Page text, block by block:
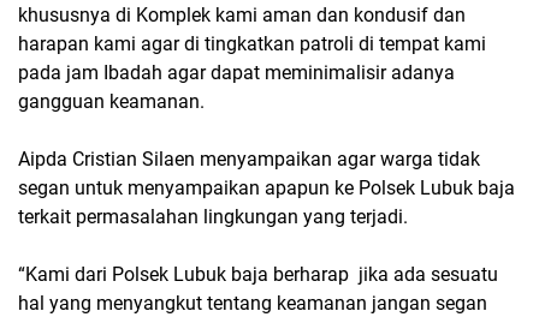
khususnya di Komplek kami aman dan kondusif dan
harapan kami agar di tingkatkan patroli di tempat kami
pada jam Ibadah agar dapat meminimalisir adanya
gangguan keamanan.
Aipda Cristian Silaen menyampaikan agar warga tidak
segan untuk menyampaikan apapun ke Polsek Lubuk baja
terkait permasalahan lingkungan yang terjadi.
“Kami dari Polsek Lubuk baja berharap jika ada sesuatu
hal yang menyangkut tentang keamanan jangan segan